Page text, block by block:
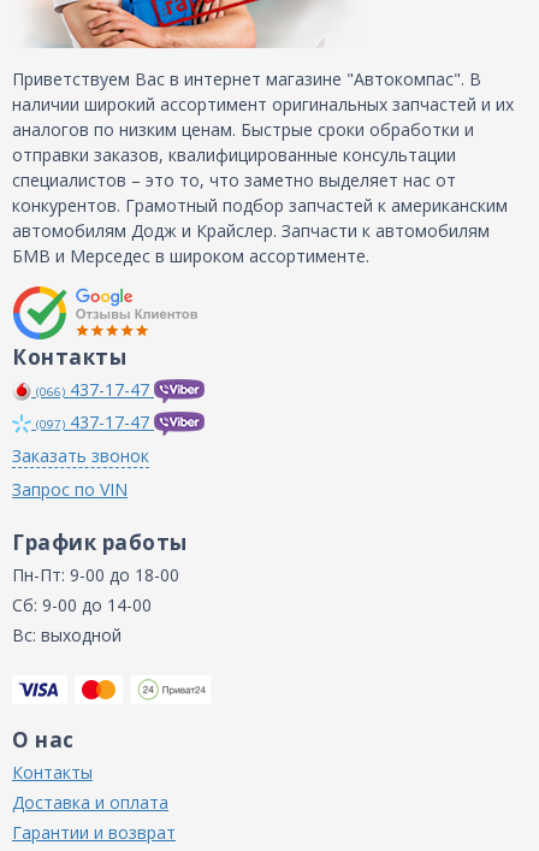
Приветствуем Вас в интернет магазине "Автокомпас". В
наличии широкий ассортимент оригинальных запчастей и их
аналогов по низким ценам. Быстрые сроки обработки и
отправки заказов, квалифицированные консультации
специалистов – это то, что заметно выделяет нас от
конкурентов. Грамотный подбор запчастей к американским
автомобилям Додж и Крайслер. Запчасти к автомобилям
БМВ и Мерседес в широком ассортименте.
Контакты
(066) 437-17-47
(097) 437-17-47
Заказать звонок
Запрос по VIN
График работы
Пн-Пт: 9-00 до 18-00
Сб: 9-00 до 14-00
Вс: выходной
О нас
Контакты
Доставка и оплата
Гарантии и возврат